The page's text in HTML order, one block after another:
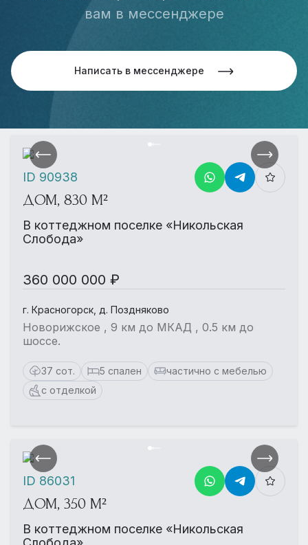
вам в мессенджере
Написать в мессенджере
ДОМ, 830 М²
В коттеджном поселке «Никольская
Слобода»
360 000 000 ₽
г. Красногорск, д. Поздняково
Новорижское , 9 км до МКАД , 0.5 км до
шоссе.
37 сот. 5 спален
частично с мебелью
с отделкой
ID 90938
ДОМ, 350 М²
В коттеджном поселке «Никольская
ID 86031